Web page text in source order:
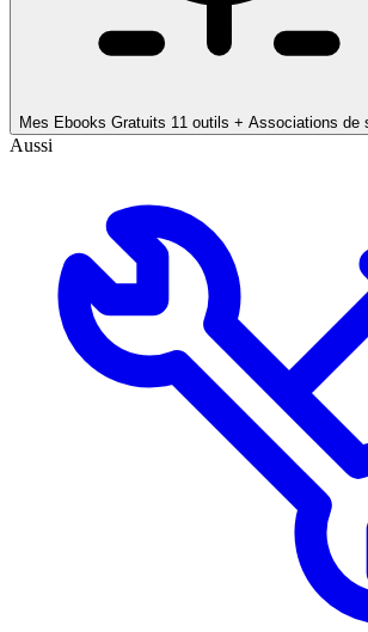
Mes Ebooks Gratuits 11 outils + Associations de
Aussi